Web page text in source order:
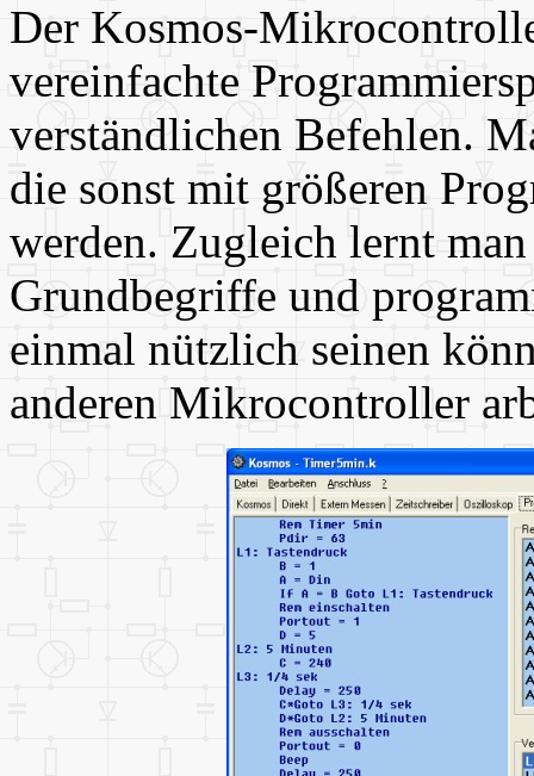
Der Kosmos-
vereinfachte
verständlichen Befehlen.
die sonst mit größeren
werden. Zugleich lernt
Grundbegriffe und
einmal nützlich seinen
anderen Mikrocontroller